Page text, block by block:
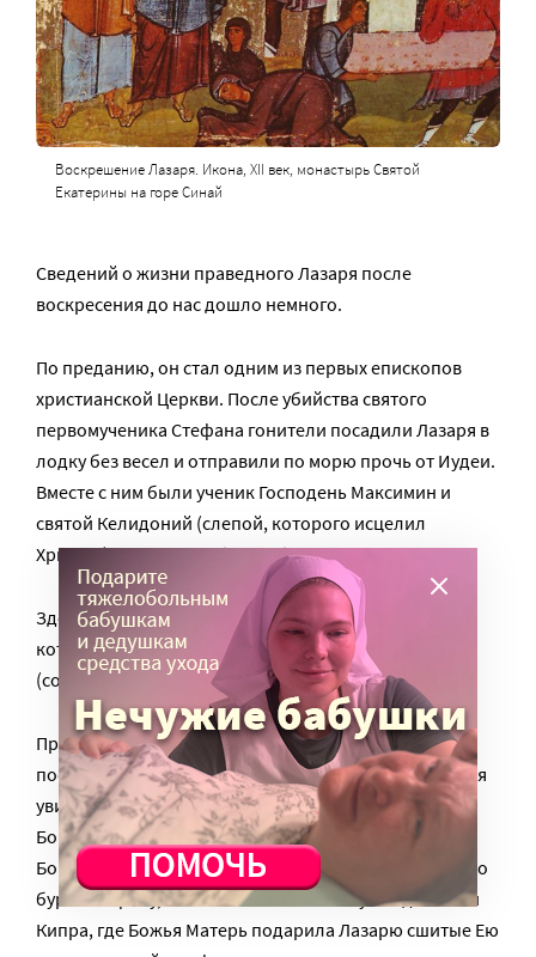
Воскрешение Лазаря. Икона, XII век, монастырь Святой
Екатерины на горе Синай
Сведений о жизни праведного Лазаря после
воскресения до нас дошло немного.
По преданию, он стал одним из первых епископов
христианской Церкви. После убийства святого
первомученика Стефана гонители посадили Лазаря в
лодку без весел и отправили по морю прочь от Иудеи.
Вместе с ним были ученик Господень Максимин и
святой Келидоний (слепой, которого исцелил
Христос), а лодку прибило к берегам Кипра.
Здесь Лазарь встретил апостолов Павла и Варнаву,
которые возвели его в сан епископа города Китии
(современная Ларнака).
Предание говорит, что на Кипре епископа Лазаря
посетила Сама Пресвятая Богородица. Лазарь, желая
увидеть Богородицу, отправил за Ней корабль.
Богоматерь и сопровождавший Ее апостол Иоанн
Богослов отправились в путь. И судно было отнесено
бурей к Афону, но затем они благополучно достигли
Кипра, где Божья Матерь подарила Лазарю сшитые Ею